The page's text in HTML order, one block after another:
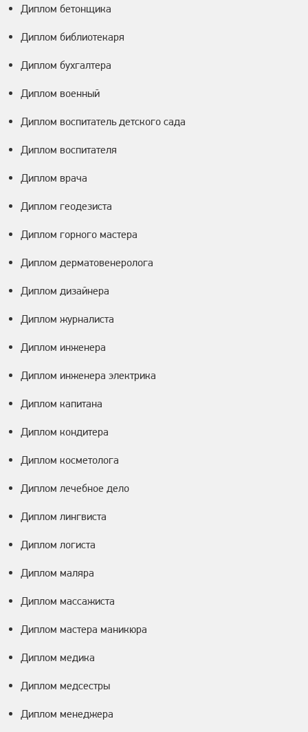
Диплом бетонщика
Диплом библиотекаря
Диплом бухгалтера
Диплом военный
Диплом воспитатель детского сада
Диплом воспитателя
Диплом врача
Диплом геодезиста
Диплом горного мастера
Диплом дерматовенеролога
Диплом дизайнера
Диплом журналиста
Диплом инженера
Диплом инженера электрика
Диплом капитана
Диплом кондитера
Диплом косметолога
Диплом лечебное дело
Диплом лингвиста
Диплом логиста
Диплом маляра
Диплом массажиста
Диплом мастера маникюра
Диплом медика
Диплом медсестры
Диплом менеджера